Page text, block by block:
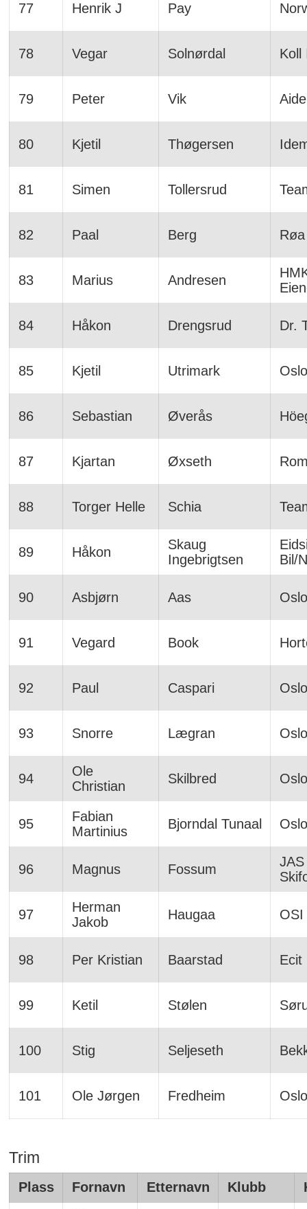
77 Henrik J Pay
78 Vegar Solnørdal Koll
79 Peter Vik
80 Kjetil Thøgersen
81 Simen Tollersrud
82 Paal Berg
83 Marius Andresen
84 Håkon Drengsrud Dr.
85 Kjetil Utrimark Oslo
86 Sebastian Øverås
87 Kjartan Øxseth
88 Torger Helle Schia
89 Håkon
Skaug
Ingebrigtsen
Bil/
90 Asbjørn Aas Oslo
91 Vegard Book
92 Paul Caspari Oslo
93 Snorre Lægran Oslo
94
Ole
Christian
Skilbred Oslo
95
Fabian
Martinius
Bjorndal Tunaal Oslo
96 Magnus Fossum
97
Herman
Jakob
Haugaa OSI
98 Per Kristian Baarstad Ecit
99 Ketil Stølen
100 Stig Seljeseth
101 Ole Jørgen Fredheim Oslo
Trim
Plass Fornavn Etternavn Klubb